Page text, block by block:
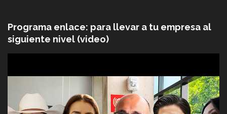
Programa enlace: para llevar a tu empresa al
siguiente nivel (video)